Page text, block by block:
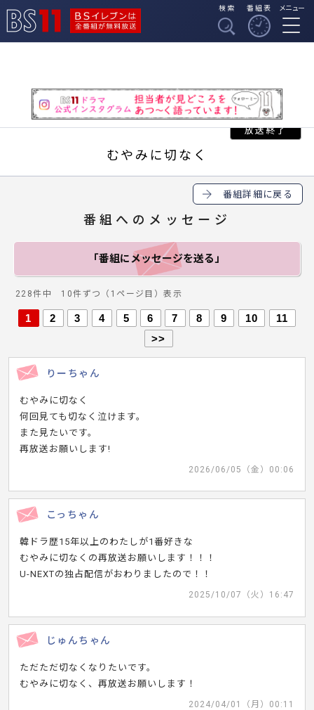
BSイレブンは全番組
検索 番組表 メニュー
むやみに切なく
番組詳細に戻る
番組へのメッセージ
「番組にメッセージを送る」
228件中 10件ずつ（1ページ目）表示
1 2 3 4 5 6 7 8 9 10
11
>>
りーちゃん
むやみに切なく
何回見ても切なく泣けます。
また見たいです。
再放送お願いします!
2026/06/05（金）00:06
こっちゃん
韓ドラ歴15年以上のわたしが1番好きな
むやみに切なくの再放送お願いします！！！
U-NEXTの独占配信がおわりましたので！！
2025/10/07（火）16:47
じゅんちゃん
ただただ切なくなりたいです。
むやみに切なく、再放送お願いします！
2024/04/01（月）00:11